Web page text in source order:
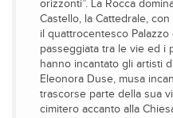
orizzonti”. La Rocca
Castello, la Cattedrale,
il quattrocentesco
passeggiata tra le vie ed i
hanno incantato gli artisti
Eleonora Duse, musa
trascorse parte della sua
cimitero accanto alla